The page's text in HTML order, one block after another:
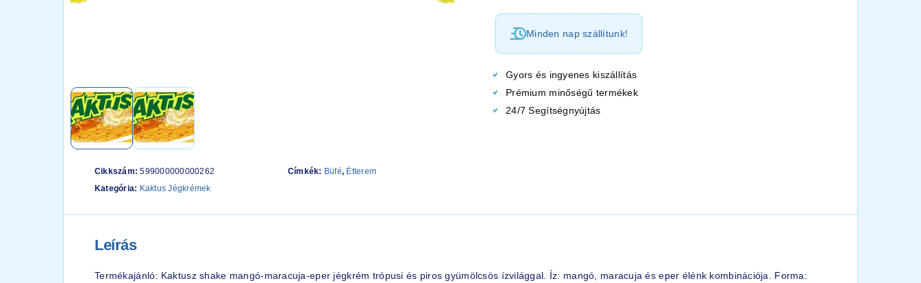
Cikkszám:599000000000262
Kategória: Kaktus Jégkrémek
Címkék: Büfé, Étterem
Minden nap szállítunk!
Gyors és ingyenes kiszállítás
Prémium minőségű termékek
24/7 Segítségnyújtás
Leírás
Termékajánló: Kaktusz shake mangó-maracuja-eper jégkrém trópusi és piros gyümölcsös ízvilággal. Íz: mangó, maracuja és eper élénk kombinációja. Forma: